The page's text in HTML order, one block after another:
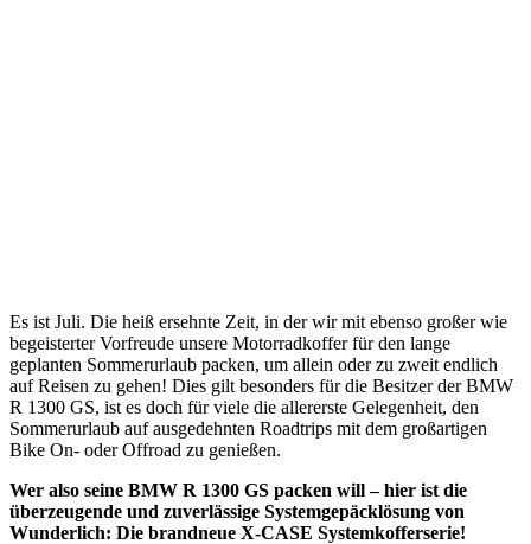
Es ist Juli. Die heiß ersehnte Zeit, in der wir mit ebenso großer wie
begeisterter Vorfreude unsere Motorradkoffer für den lange
geplanten Sommerurlaub packen, um allein oder zu zweit endlich
auf Reisen zu gehen! Dies gilt besonders für die Besitzer der BMW
R 1300 GS, ist es doch für viele die allererste Gelegenheit, den
Sommerurlaub auf ausgedehnten Roadtrips mit dem großartigen
Bike On- oder Offroad zu genießen.
Wer also seine BMW R 1300 GS packen will – hier ist die
überzeugende und zuverlässige Systemgepäcklösung von
Wunderlich: Die brandneue X-CASE Systemkofferserie!